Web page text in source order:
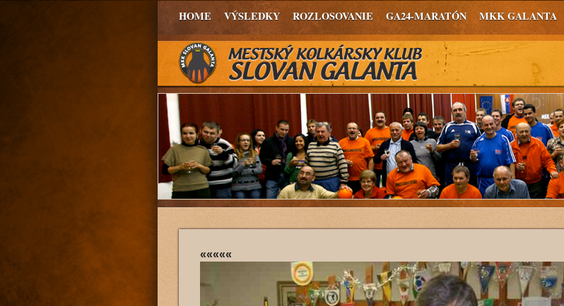
HOME VÝSLEDKY ROZLOSOVANIE GA24-MARATÓN MKK GALANTA
«««««